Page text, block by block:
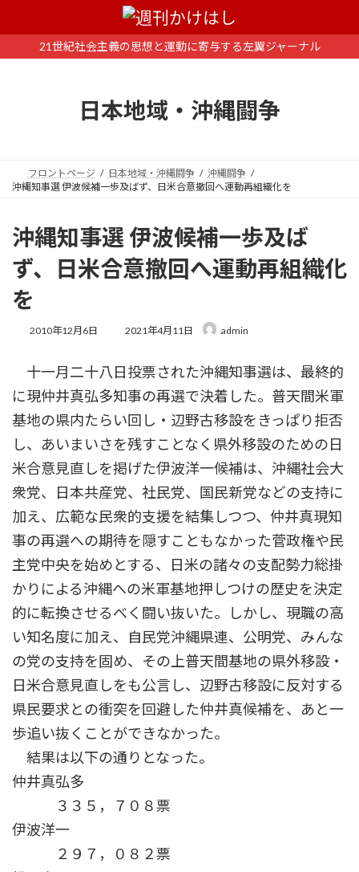
ン
ー
21世紀社会主義の思想と運動に寄与する左翼ジャーナル
日本地域・沖縄闘争
フロントページ 日本地域・沖縄闘争
沖縄闘争
沖縄知事選 伊波候補一歩及ばず、日米合意撤回へ運動再組織化を
沖縄知事選 伊波候補一歩及ば
ず、日米合意撤回へ運動再組織化
を
2010年12月6日
最
新
時
2021年4月11日 admin
十一月二十八日投票された沖縄知事選は、最終的
に現仲井真弘多知事の再選で決着した。普天間米軍
基地の県内たらい回し・辺野古移設をきっぱり拒否
し、あいまいさを残すことなく県外移設のための日
米合意見直しを掲げた伊波洋一候補は、沖縄社会大
衆党、日本共産党、社民党、国民新党などの支持に
加え、広範な民衆的支援を結集しつつ、仲井真現知
事の再選への期待を隠すこともなかった菅政権や民
主党中央を始めとする、日米の諸々の支配勢力総掛
かりによる沖縄への米軍基地押しつけの歴史を決定
的に転換させるべく闘い抜いた。しかし、現職の高
い知名度に加え、自民党沖縄県連、公明党、みんな
の党の支持を固め、その上普天間基地の県外移設・
日米合意見直しをも公言し、辺野古移設に反対する
県民要求との衝突を回避した仲井真候補を、あと一
歩追い抜くことができなかった。
結果は以下の通りとなった。
仲井真弘多
３３５，７０８票
伊波洋一
２９７，０８２票